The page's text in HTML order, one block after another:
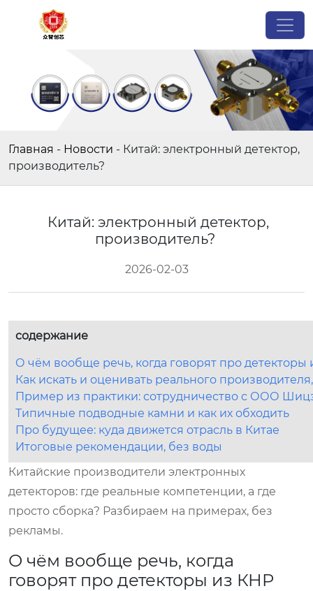
Главная - Новости - Китай: электронный детектор,
производитель?
Китай: электронный детектор,
производитель?
2026-02-03
содержание
О чём вообще речь, когда говорят про детекторы
Как искать и оценивать реального
Пример из практики: сотрудничество с ООО
Типичные подводные камни и как их обходить
Про будущее: куда движется отрасль в Китае
Итоговые рекомендации, без воды
Китайские производители электронных
детекторов: где реальные компетенции, а где
просто сборка? Разбираем на примерах, без
рекламы.
О чём вообще речь, когда
говорят про детекторы из КНР